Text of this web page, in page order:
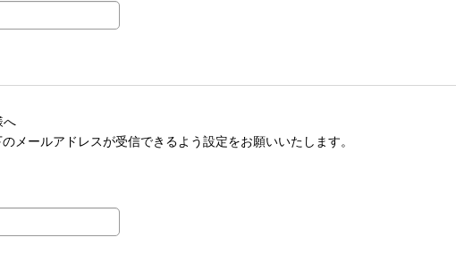
へ
メールアドレスが受信できるよう設定をお願いいたします。